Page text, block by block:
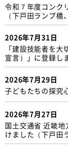
令和７年度コンク
（下戸田ランプ橋
2026年7月31日
「建設技能者を
宣言）」に登録し
2026年7月29日
子どもたちの探究
2026年7月27日
国土交通省 近畿
けました（下戸田